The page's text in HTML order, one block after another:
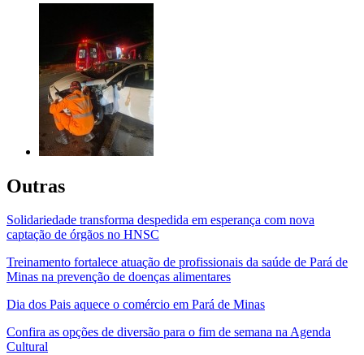
Outras
Solidariedade transforma despedida em esperança com nova
captação de órgãos no HNSC
Treinamento fortalece atuação de profissionais da saúde de Pará de
Minas na prevenção de doenças alimentares
Dia dos Pais aquece o comércio em Pará de Minas
Confira as opções de diversão para o fim de semana na Agenda
Cultural